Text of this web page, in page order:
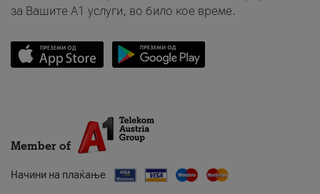
за Вашите A1 услуги, во било кое време.
Member of
Начини на плаќање